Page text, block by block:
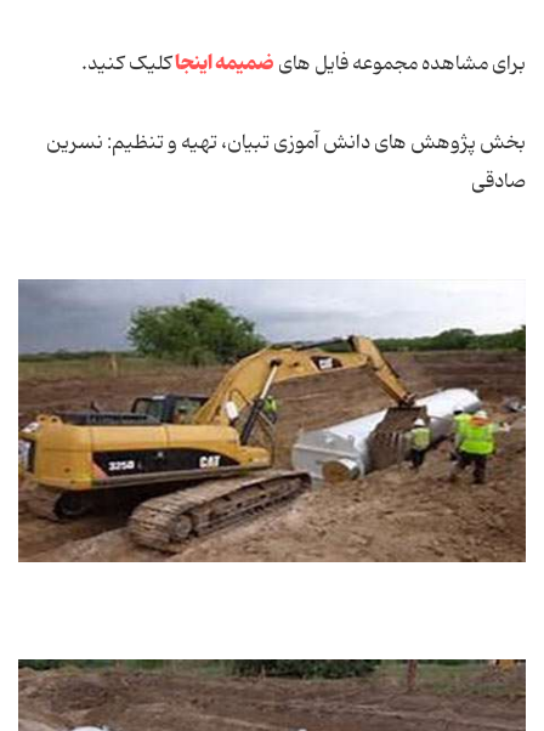
برای مشاهده مجموعه فایل هایضمیمه اینجاکلیک کنید.
بخش پژوهش های دانش آموزی تبیان، تهیه و تنظیم: نسرین
صادقی